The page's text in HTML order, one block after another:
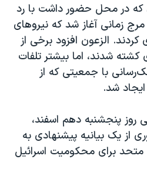
که در محل حضور داشت با رد
زمانی آغاز شد که نیروهای
کردند. الزعون افزود برخی از
کشته شدند، اما بیشتر تلفات
با جمعیتی که از
ایجاد شد.
پنجشنبه دهم اسفند،
یک بیانیه پیشنهادی به
برای محکومیت اسرائیل